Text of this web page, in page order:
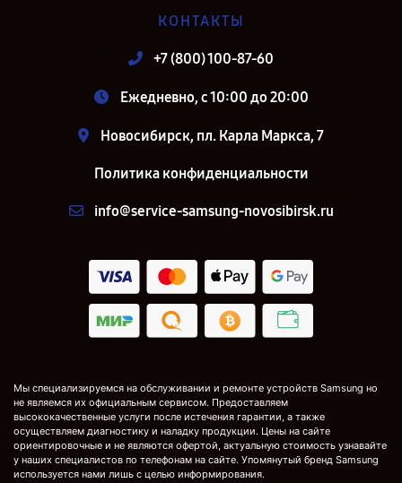
КОНТАКТЫ
+7 (800) 100-87-60
Ежедневно, с 10:00 до 20:00
Новосибирск, пл. Карла Маркса, 7
Политика конфиденциальности
info@service-samsung-novosibirsk.ru
Мы специализируемся на обслуживании и ремонте устройств Samsung но
не являемся их официальным сервисом. Предоставляем
высококачественные услуги после истечения гарантии, а также
осуществляем диагностику и наладку продукции. Цены на сайте
ориентировочные и не являются офертой, актуальную стоимость узнавайте
у наших специалистов по телефонам на сайте. Упомянутый бренд Samsung
используется нами лишь с целью информирования.